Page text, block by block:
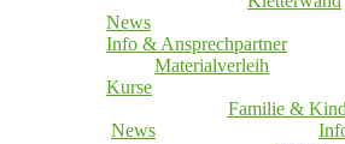
News
Info & Ansprechpartner
Materialverleih
Kurse
Familie &
News